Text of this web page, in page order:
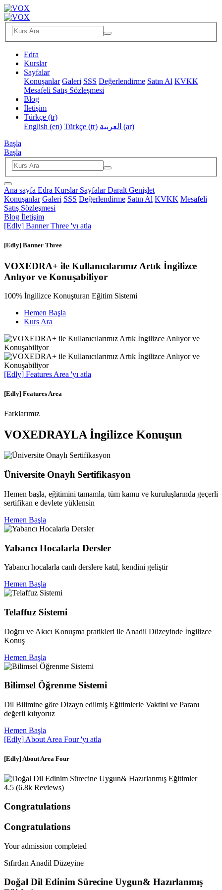
Edra
Kurslar
Sayfalar
Konuşanlar Galeri SSS Değerlendirme Satın Al KVKK
Mesafeli Satış Sözleşmesi
Blog
İletişim
Türkçe ‎(tr)‎
English ‎(en)‎ Türkçe ‎(tr)‎
العربية ‎(ar)‎
Başla
Başla
Ana sayfa Edra Kurslar SayfalarDaralt Genişlet
Konuşanlar Galeri SSS Değerlendirme Satın Al KVKK Mesafeli
Satış Sözleşmesi
Blog İletişim
[Edly] Banner Three 'yı atla
[Edly] Banner Three
VOXEDRA+ ile Kullanıcılarımız Artık İngilizce
Anlıyor ve Konuşabiliyor
100% İngilizce Konuşturan Eğitim Sistemi
Hemen Başla
Kurs Ara
[Edly] Features Area 'yı atla
[Edly] Features Area
Farklarımız
VOXEDRAYLA İngilizce Konuşun
Üniversite Onaylı Sertifikasyon
Hemen başla, eğitimini tamamla, tüm kamu ve kuruluşlarında geçerli
sertifikan e devlete yüklensin
Hemen Başla
Yabancı Hocalarla Dersler
Yabancı hocalarla canlı derslere katıl, kendini geliştir
Hemen Başla
Telaffuz Sistemi
Doğru ve Akıcı Konuşma pratikleri ile Anadil Düzeyinde İngilizce
Konuş
Hemen Başla
Bilimsel Öğrenme Sistemi
Dil Bilimine göre Dizayn edilmiş Eğitimlerle Vaktini ve Paranı
değerli kılıyoruz
Hemen Başla
[Edly] About Area Four 'yı atla
[Edly] About Area Four
4.5 (6.8k Reviews)
Congratulations
Congratulations
Your admission completed
Sıfırdan Anadil Düzeyine
Doğal Dil Edinim Sürecine Uygun& Hazırlanmış